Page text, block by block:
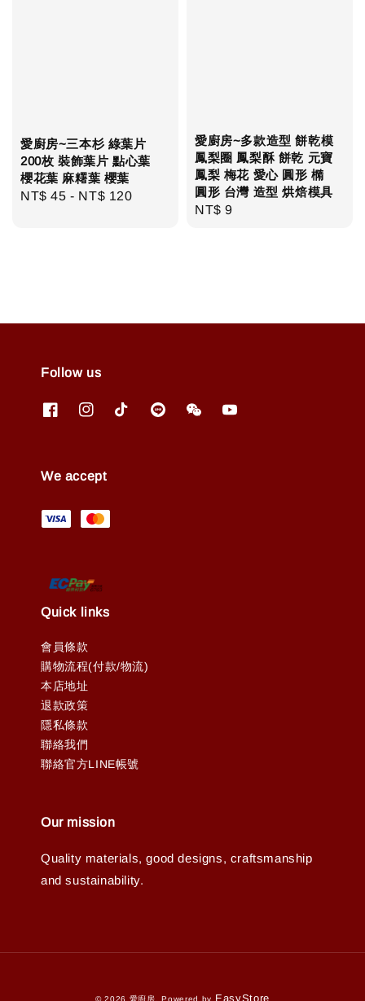
愛廚房~三本杉 綠葉片
200枚 裝飾葉片 點心葉
櫻花葉 麻糬葉 櫻葉
Regular
NT$ 45 - NT$ 120
愛廚房~多款造型 餅乾模
鳳梨圈 鳳梨酥 餅乾 元寶
鳳梨 梅花 愛心 圓形 橢
圓形 台灣 造型 烘焙模具
Regular
NT$ 9
Follow us
We accept
Quick links
會員條款
購物流程(付款/物流)
本店地址
退款政策
隱私條款
聯絡我們
聯絡官方LINE帳號
Our mission
Quality materials, good designs, craftsmanship
and sustainability.
© 2026 愛廚房. Powered by EasyStore